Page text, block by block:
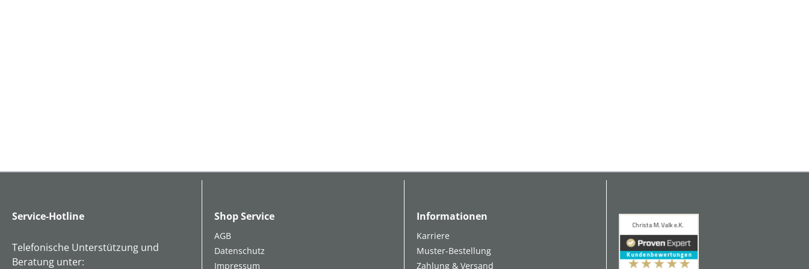
Service-Hotline
Telefonische Unterstützung und
Beratung unter:
Shop Service
AGB
Datenschutz
Impressum
Informationen
Karriere
Muster-Bestellung
Zahlung & Versand